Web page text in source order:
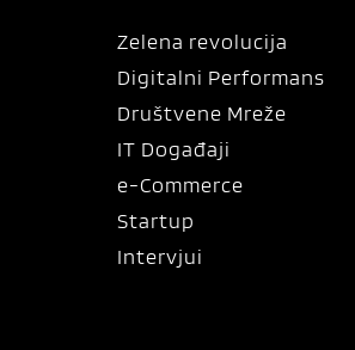
Zelena revolucija
Digitalni Performans
Društvene Mreže
IT Događaji
e-Commerce
Startup
Intervjui